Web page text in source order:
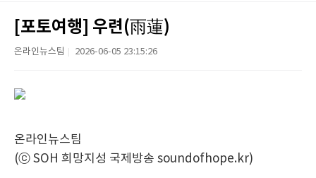
[포토여행] 우련(雨蓮)
온라인뉴스팀 2026-06-05 23:15:26
온라인뉴스팀
(ⓒ SOH 희망지성 국제방송 soundofhope.kr)